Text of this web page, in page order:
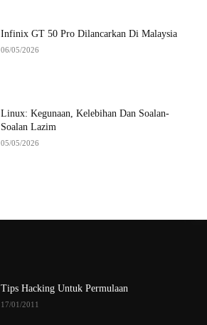
Infinix GT 50 Pro Dilancarkan Di Malaysia
06/05/2026
Linux: Kegunaan, Kelebihan Dan Soalan-
Soalan Lazim
05/05/2026
Tips Hacking Untuk Permulaan
17/01/2011